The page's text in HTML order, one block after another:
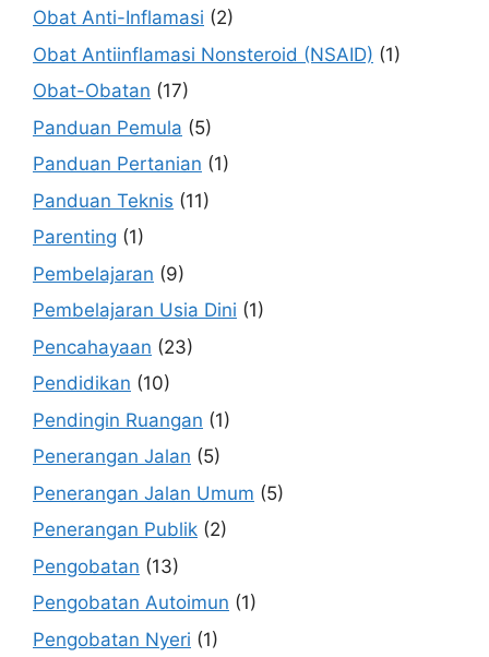
Obat Anti-Inflamasi (2)
Obat Antiinflamasi Nonsteroid (NSAID) (1)
Obat-Obatan (17)
Panduan Pemula (5)
Panduan Pertanian (1)
Panduan Teknis (11)
Parenting (1)
Pembelajaran (9)
Pembelajaran Usia Dini (1)
Pencahayaan (23)
Pendidikan (10)
Pendingin Ruangan (1)
Penerangan Jalan (5)
Penerangan Jalan Umum (5)
Penerangan Publik (2)
Pengobatan (13)
Pengobatan Autoimun (1)
Pengobatan Nyeri (1)